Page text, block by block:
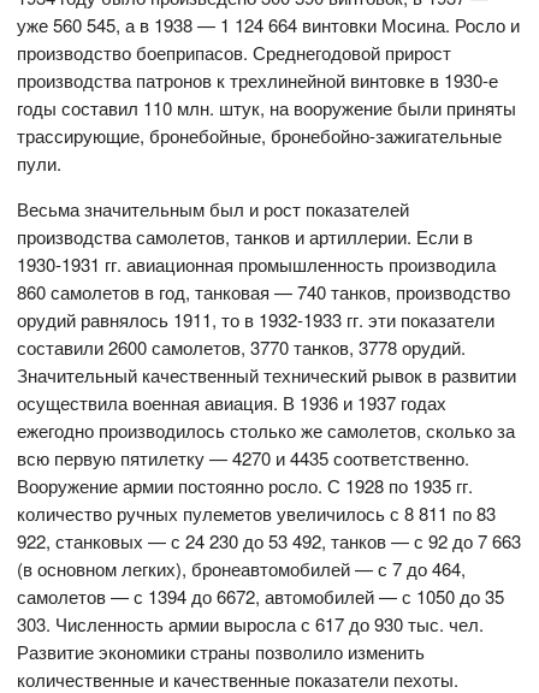
уже 560 545, а в 1938 — 1 124 664 винтовки Мосина. Росло и
производство боеприпасов. Среднегодовой прирост
производства патронов к трехлинейной винтовке в 1930-е
годы составил 110 млн. штук, на вооружение были приняты
трассирующие, бронебойные, бронебойно-зажигательные
пули.
Весьма значительным был и рост показателей
производства самолетов, танков и артиллерии. Если в
1930-1931 гг. авиационная промышленность производила
860 самолетов в год, танковая — 740 танков, производство
орудий равнялось 1911, то в 1932-1933 гг. эти показатели
составили 2600 самолетов, 3770 танков, 3778 орудий.
Значительный качественный технический рывок в развитии
осуществила военная авиация. В 1936 и 1937 годах
ежегодно производилось столько же самолетов, сколько за
всю первую пятилетку — 4270 и 4435 соответственно.
Вооружение армии постоянно росло. С 1928 по 1935 гг.
количество ручных пулеметов увеличилось с 8 811 по 83
922, станковых — с 24 230 до 53 492, танков — с 92 до 7 663
(в основном легких), бронеавтомобилей — с 7 до 464,
самолетов — с 1394 до 6672, автомобилей — с 1050 до 35
303. Численность армии выросла с 617 до 930 тыс. чел.
Развитие экономики страны позволило изменить
количественные и качественные показатели пехоты.